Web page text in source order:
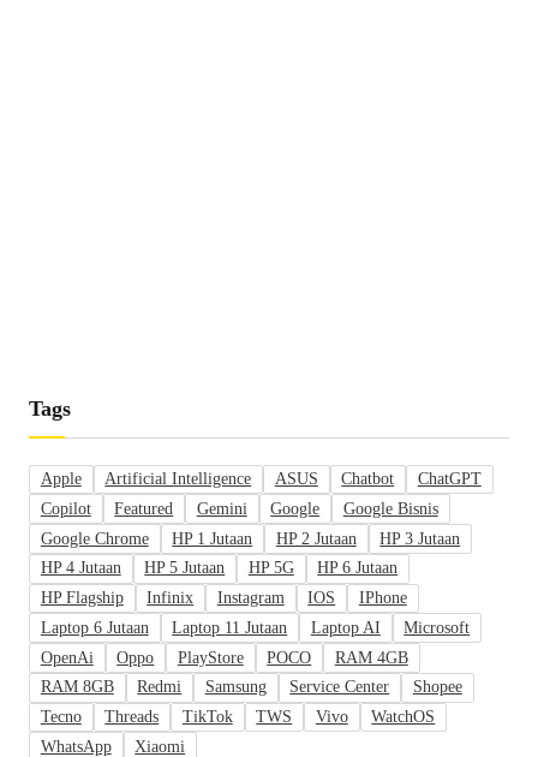
Tags
Apple Artificial Intelligence ASUS Chatbot
ChatGPT
Copilot
Featured Gemini Google
Google Bisnis
Google Chrome
HP 1 Jutaan HP 2 Jutaan
HP 3 Jutaan
HP 4 Jutaan
HP 5 Jutaan HP 5G
HP 6 Jutaan
HP Flagship
Infinix Instagram IOS
IPhone
Laptop 6 Jutaan
Laptop 11 Jutaan Laptop AI
Microsoft
OpenAi
Oppo PlayStore POCO
RAM 4GB
RAM 8GB
Redmi Samsung Service Center
Shopee
Tecno
Threads TikTok TWS Vivo
WatchOS
WhatsApp
Xiaomi